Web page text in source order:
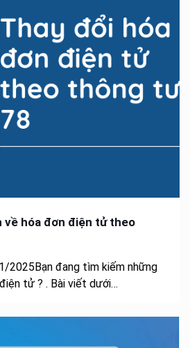
về hóa đơn điện tử theo
2025Bạn đang tìm kiếm những
tử ? . Bài viết dưới…